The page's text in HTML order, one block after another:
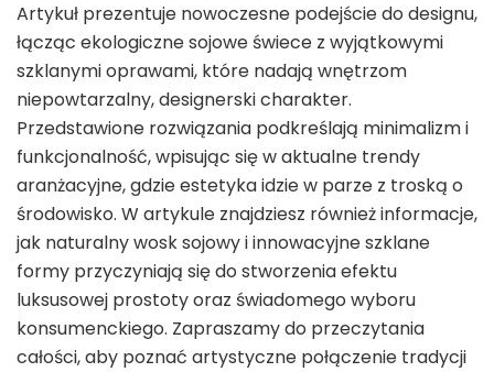
Artykuł prezentuje nowoczesne podejście do designu,
łącząc ekologiczne sojowe świece z wyjątkowymi
szklanymi oprawami, które nadają wnętrzom
niepowtarzalny, designerski charakter.
Przedstawione rozwiązania podkreślają minimalizm i
funkcjonalność, wpisując się w aktualne trendy
aranżacyjne, gdzie estetyka idzie w parze z troską o
środowisko. W artykule znajdziesz również informacje,
jak naturalny wosk sojowy i innowacyjne szklane
formy przyczyniają się do stworzenia efektu
luksusowej prostoty oraz świadomego wyboru
konsumenckiego. Zapraszamy do przeczytania
całości, aby poznać artystyczne połączenie tradycji